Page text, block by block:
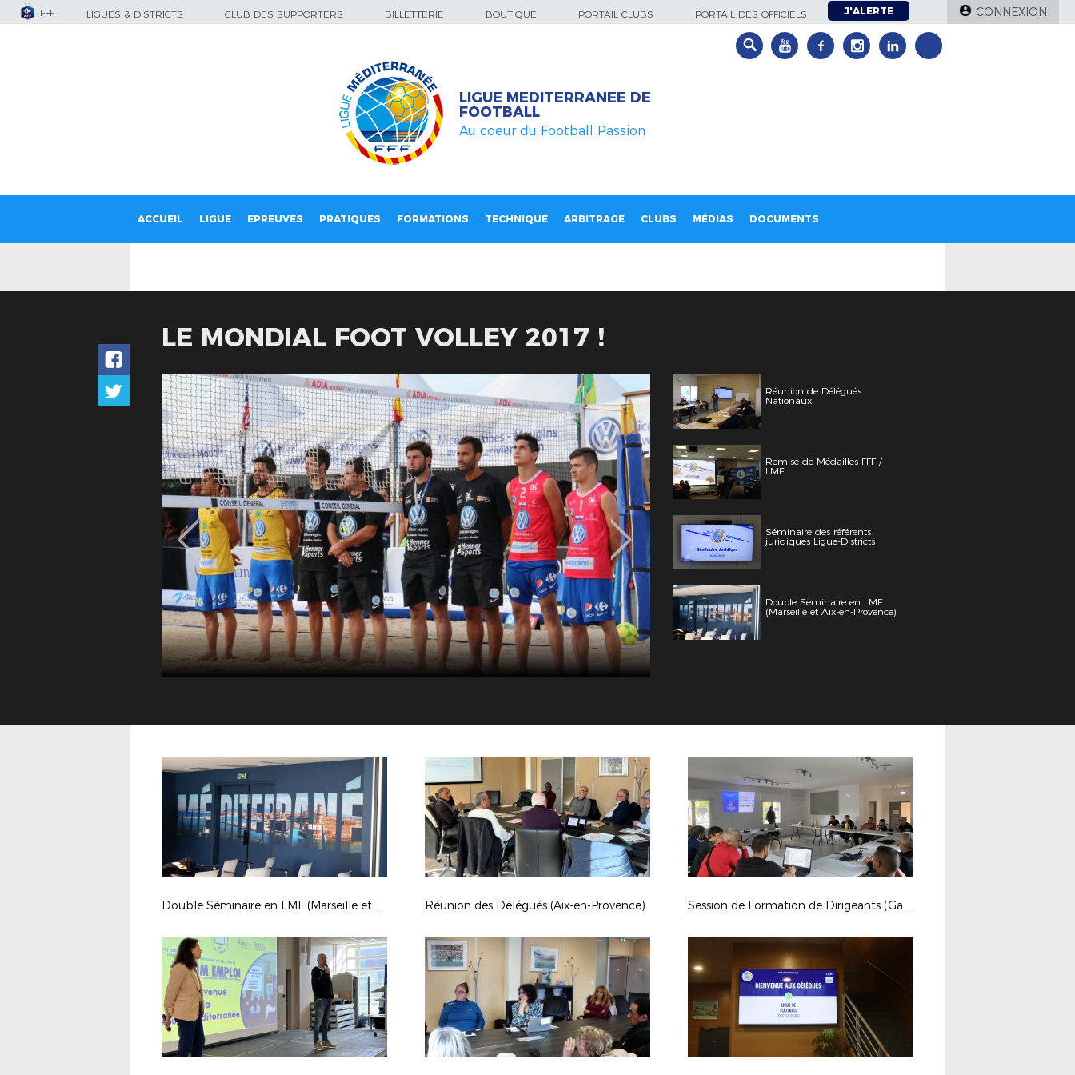
FFF LIGUES & DISTRICTS CLUB DES SUPPORTERS BILLETTERIE BOUTIQUE PORTAIL CLUBS PORTAIL DES OFFICIELS J'ALERTE CONNEXION
LIGUE MEDITERRANEE DE
FOOTBALL
Au coeur du Football Passion
ACCUEIL LIGUE EPREUVES PRATIQUES FORMATIONS TECHNIQUE ARBITRAGE CLUBS MÉDIAS DOCUMENTS
LE MONDIAL FOOT VOLLEY 2017 !
Réunion de Délégués
Nationaux
Remise de Médailles FFF /
LMF
Séminaire des référents
juridiques Ligue-Districts
Double Séminaire en LMF
(Marseille et Aix-en-Provence)
Double Séminaire en LMF (Marseille et Aix) Réunion des Délégués (Aix-en-Provence) Session de Formation de Dirigeants (Garéoult)